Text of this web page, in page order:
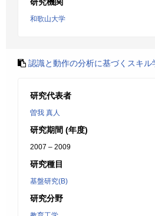
和歌山大学
認識と動作の分析に基づくスキ
研究代表者
曽我 真人
研究期間 (年度)
2007 – 2009
研究種目
基盤研究(B)
研究分野